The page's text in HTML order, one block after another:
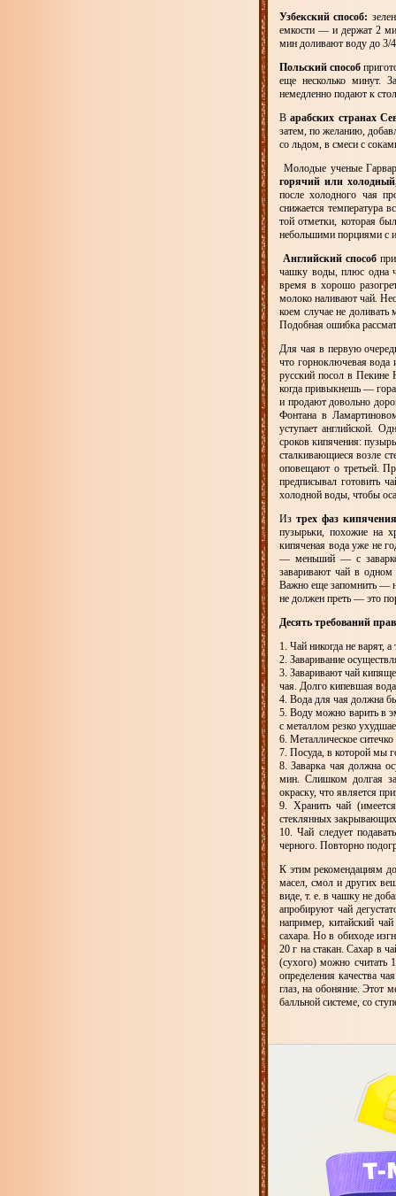
Узбекский способ:
емкости — и держат 2
мин доливают воду до 3/
Польский способ
еще несколько минут.
немедленно подают к
Варабских странах
затем, по желанию,
со льдом, в смеси с
Молодые ученые
горячий или
после холодного чая
снижается температура
той отметки, которая
небольшими порциями с
Английский способ
чашку воды, плюс одна
время в хорошо
молоко наливают чай.
коем случае не
Подобная ошибка
Для чая в первую
что горноключевая
русский посол в
когда привыкнешь —
и продают довольно
Фонтана в
уступает английской.
сроков кипячения:
сталкивающиеся возле
оповещают о третьей.
предписывал готовить
холодной воды, чтобы
Изтрех фаз
пузырьки, похожие на
кипяченая вода уже не
— меньший — с
заваривают чай в одном
Важно еще запомнить —
не должен преть — это
Десять требований
1. Чай никогда не варят,
2. Заваривание
3. Заваривают чай
чая. Долго кипевшая
4. Вода для чая должна
5. Воду можно варить в
с металлом резко
6. Металлическое
7. Посуда, в которой мы
8. Заварка чая должна
мин. Слишком долгая
окраску, что является
9. Хранить чай
стеклянных
10. Чай следует
черного. Повторно
К этим рекомендациям
масел, смол и других
виде, т. е. в чашку не
апробируют чай
например, китайский
сахара. Но в обиходе
20 г на стакан. Сахар в
(сухого) можно
определения качества
глаз, на обоняние. Этот
балльной системе, со